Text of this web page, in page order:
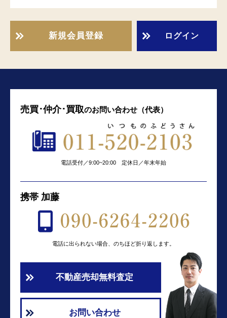
新規会員登録 ログイン
売買･仲介･買取のお問い合わせ（代表）
電話受付／9:00~20:00 定休日／年末年始
携帯 加藤
電話に出られない場合、のちほど折り返します。
不動産売却無料査定
お問い合わせ